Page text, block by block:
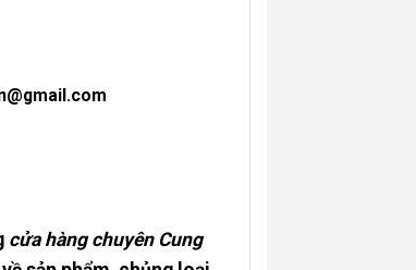
cửa hàng chuyên Cung